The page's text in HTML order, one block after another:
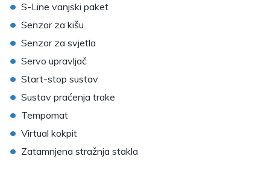
• S-Line vanjski paket
• Senzor za kišu
• Senzor za svjetla
• Servo upravljač
• Start-stop sustav
• Sustav praćenja trake
• Tempomat
• Virtual kokpit
• Zatamnjena stražnja stakla